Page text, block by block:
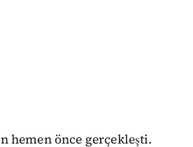
hemen önce gerçekleşti.